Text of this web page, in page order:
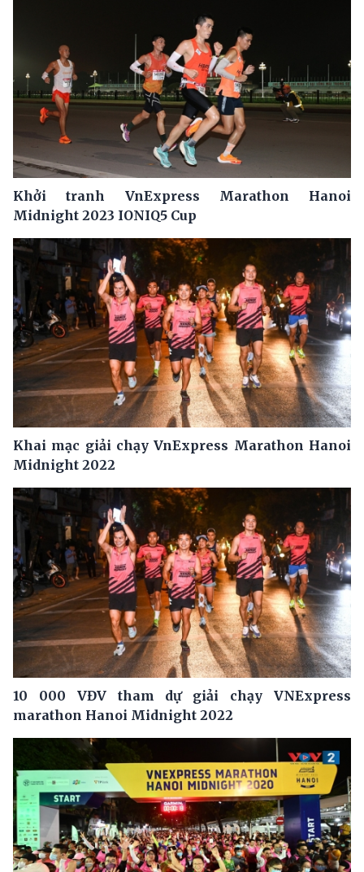
Khởi tranh VnExpress Marathon Hanoi
Midnight 2023 IONIQ5 Cup
Khai mạc giải chạy VnExpress Marathon Hanoi
Midnight 2022
10 000 VĐV tham dự giải chạy VNExpress
marathon Hanoi Midnight 2022